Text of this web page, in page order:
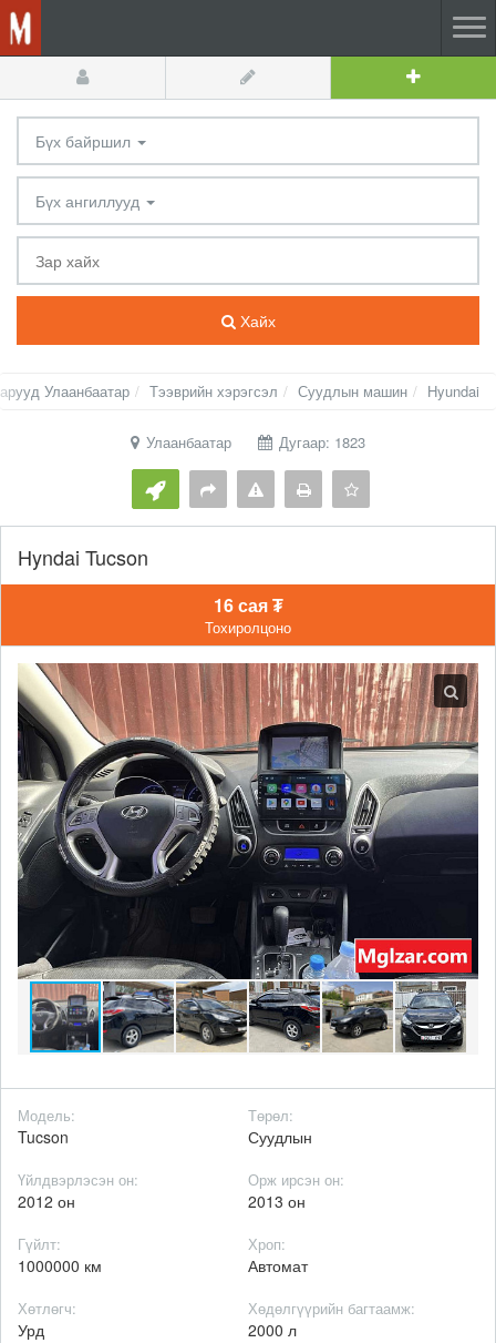
Бүх байршил
Бүх ангиллууд
Хайх
Улаанбаатар Тээврийн хэрэгсэл Суудлын машин Hyundai
Улаанбаатар Дугаар: 1823
Hyndai Tucson
16 сая ₮
Тохиролцоно
Модель:
Tucson
Төрөл:
Суудлын
Үйлдвэрлэсэн он:
2012 он
Орж ирсэн он:
2013 он
Гүйлт:
1000000 км
Хроп:
Автомат
Хөтлөгч:
Урд
Хөдөлгүүрийн багтаамж:
2000 л